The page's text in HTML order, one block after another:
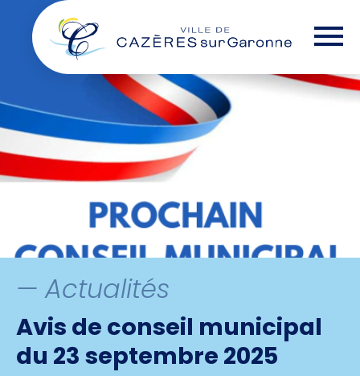
content
— Actualités
Avis de conseil municipal
du 23 septembre 2025